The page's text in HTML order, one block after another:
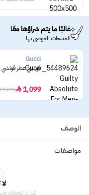
غالبًا ما يتم شراؤها معًا
المنتجات الموصى بها
Gucci
قوتشي عطر قوتشي
1,099

1,275
الوصف
مواصفات
شارك تجربتك